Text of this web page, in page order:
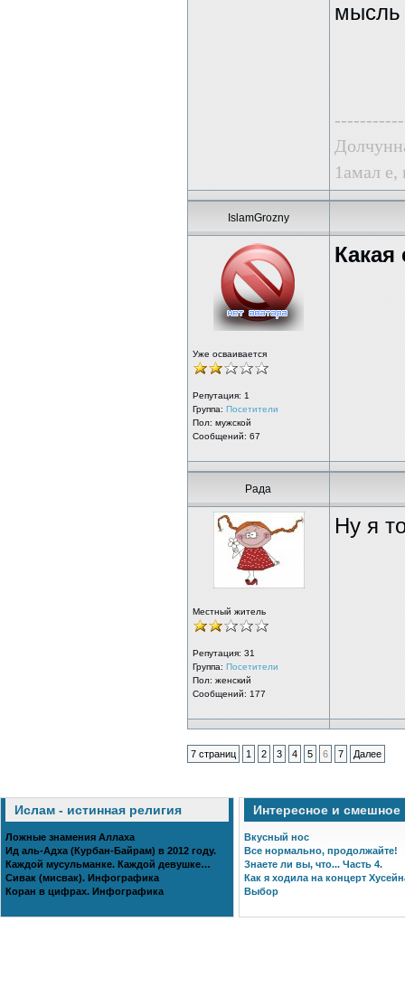
мысль
1амал
IslamGrozny
Уже осваивается
Репутация: 1
Группа: Посетители
Пол: мужской
Сообщений: 67
Какая
Рада
Местный житель
Репутация: 31
Группа: Посетители
Пол: женский
Сообщений: 177
Ну я
7 страниц 1 2 3 4 5 6 7 Далее
Ислам - истинная религия
Ложные знамения Аллаха
Ид аль-Адха (Курбан-Байрам) в 2012 году.
Каждой мусульманке. Каждой девушке…
Сивак (мисвак). Инфографика
Коран в цифрах. Инфографика
Интересное и смешное
Вкусный нос
Все нормально, продолжайте!
Знаете ли вы, что... Часть 4.
Как я ходила на концерт
Выбор